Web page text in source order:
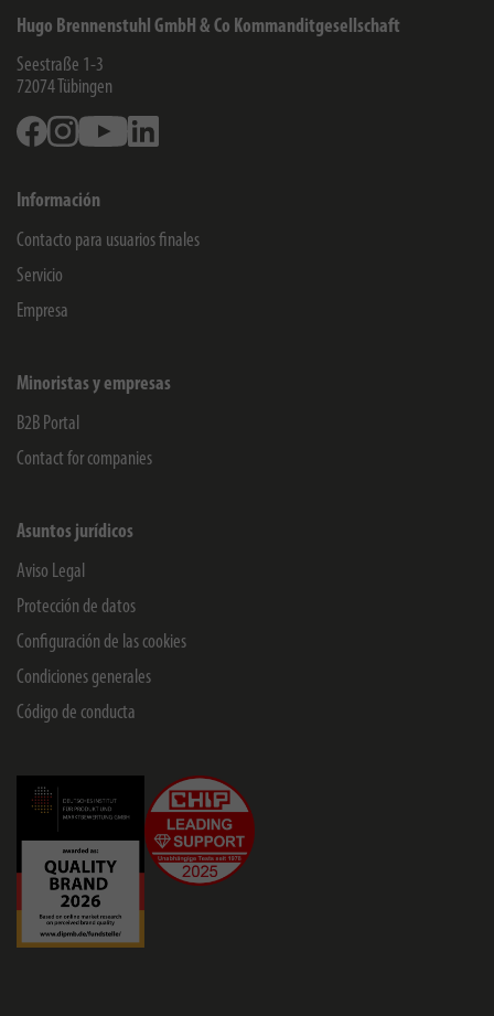
Hugo Brennenstuhl GmbH & Co Kommanditgesellschaft
Seestraße 1-3
72074 Tübingen
FacebookInstagramYoutube
Información
Contacto para usuarios finales
Servicio
Empresa
Minoristas y empresas
B2B Portal
Contact for companies
Asuntos jurídicos
Aviso Legal
Protección de datos
Configuración de las cookies
Condiciones generales
Código de conducta